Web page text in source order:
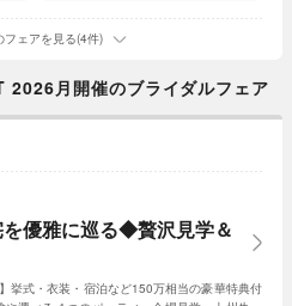
フェアを見る(4件)
月開催のブライダルフェア
優雅に巡る◆贅沢見学＆
挙式・衣装・宿泊など150万相当の豪華特典付